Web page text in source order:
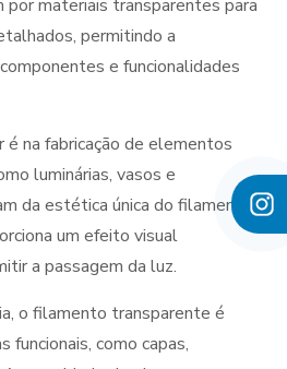
materiais transparentes para
permitindo a
e funcionalidades
é na fabricação de elementos
luminárias, vasos e
da estética única do filamento
um efeito visual
a passagem da luz.
o filamento transparente é
funcionais, como capas,